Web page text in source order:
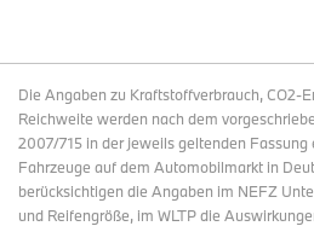
Die Angaben zu Kraftstoffverbrauch, CO2-
Reichweite werden nach dem
2007/715 in der jeweils geltenden
Fahrzeuge auf dem Automobilmarkt in
berücksichtigen die Angaben im NEFZ
und Reifengröße, im WLTP die